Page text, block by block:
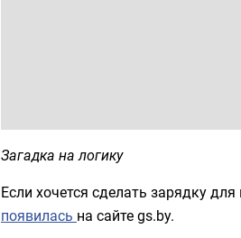
Загадка на логику
Если хочется сделать зарядку
появилась на сайте gs.by.